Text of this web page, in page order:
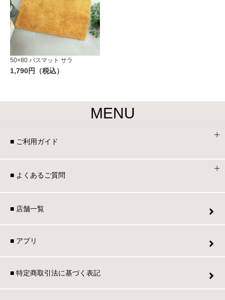
50×80 バスマット サラ
1,790円（税込）
MENU
■ ご利用ガイド
■ よくあるご質問
■ 店舗一覧
■ アプリ
■ 特定商取引法に基づく表記